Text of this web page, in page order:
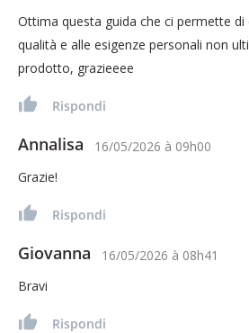
Ottima questa guida che ci permette di
qualità e alle esigenze personali non
prodotto, grazieeee
Rispondi
Annalisa 16/05/2026 à 09h00
Grazie!
Rispondi
Giovanna 16/05/2026 à 08h41
Bravi
Rispondi